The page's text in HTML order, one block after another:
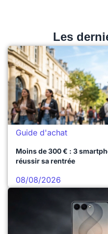
Les
Guide d'achat
Moins de 300 € : 3
réussir sa rentrée
08/08/2026